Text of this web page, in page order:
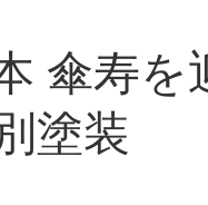
傘寿
塗装